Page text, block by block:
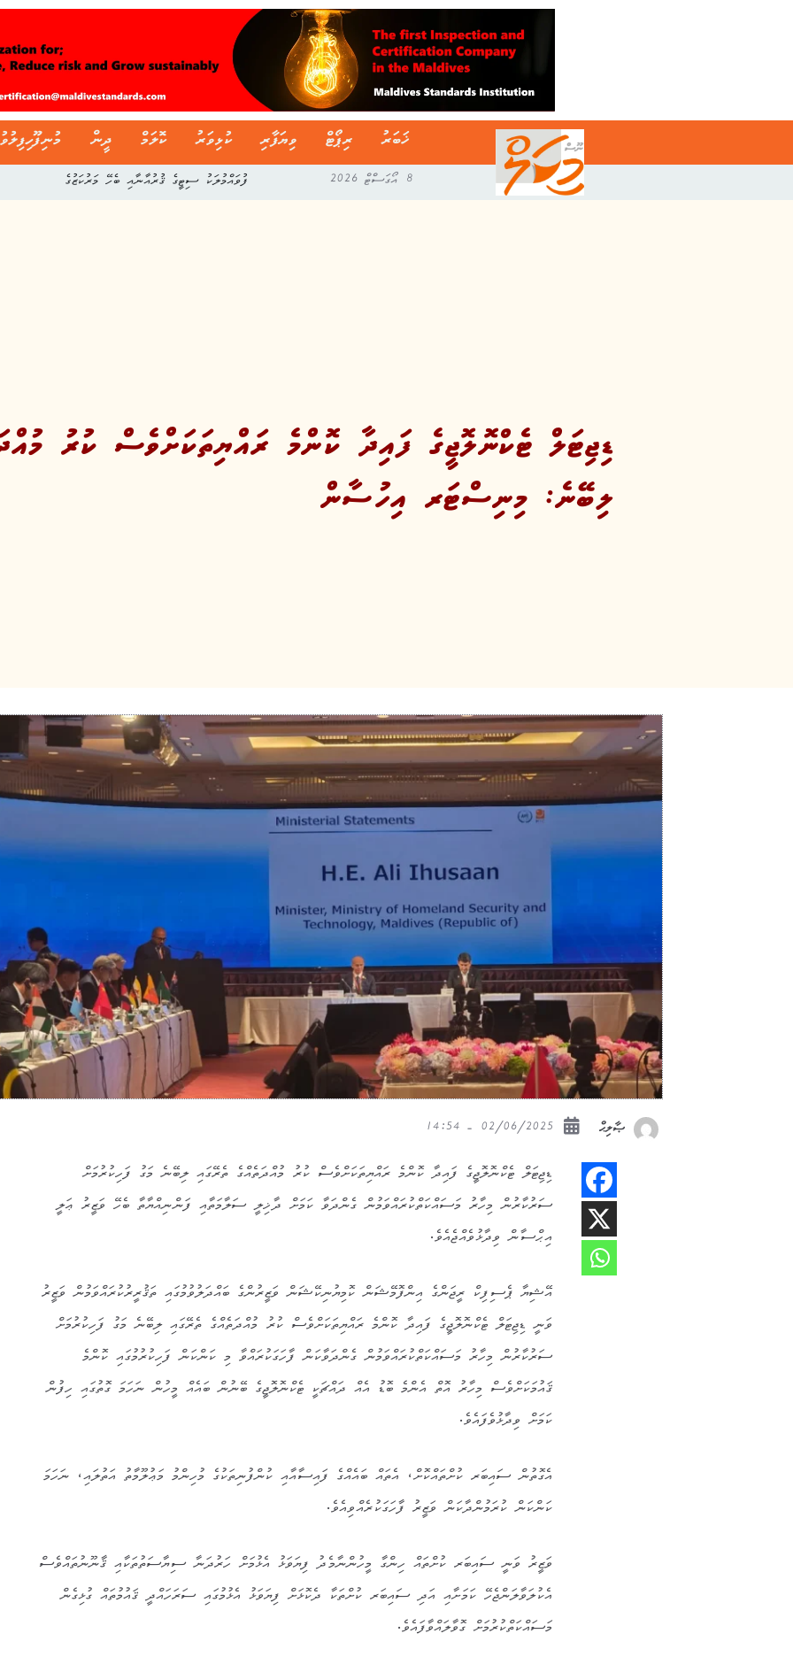
ޚަބަރު ރިޕޯޓް ވިޔަފާރި ކުޅިވަރު ކޮލަމް ދީން
8 އޯގަސްޓް 2026 ފުވައްމުލަކު ސިޓީގެ ޤުރުއާނާއި ބެހޭ މަރުކަޒުގެ
ޑިޖިޓަލް ޓެކްނޮލޮޖީގެ ފައިދާ ކޮންމެ ރައްޔިތަކަށްވެސް ކުރު
ލިބޭނެ: މިނިސްޓަރ އިހުސާން
ޞާލިޙް
ޑިޖިޓަލް ޓެކްނޮލޮޖީގެ ފައިދާ ކޮންމެ ރައްޔިތަކަށްވެސް ކުރު މުއްދަތެއްގެ ތެރޭގައި ލިބޭނެ މަގު ފަހިކުރުމަށް
ސަރުކާރުން މިހާރު މަސައްކަތްކުރައްވަމުން ގެންދަވާ ކަމަށް ދާޚިލީ ސަލާމަތާއި ފަންނިއްޔާތާ ބެހޭ ވަޒީރު ޢަލީ
އިޙްސާން ވިދާޅުވެއްޖެއެވެ.
އޭޝިޔާ ޕެސިފިކް ރީޖަންގެ އިންފޮމޭޝަން ކޮމިޔުނިކޭޝަން ވަޒީރުންގެ ބައްދަލުވުމުގައި ތަޤުރީރުކުރައްވަމުން ވަޒީރު
ވަނީ ޑިޖިޓަލް ޓެކްނޮލޮޖީގެ ފައިދާ ކޮންމެ ރައްޔިތަކަށްވެސް ކުރު މުއްދަތެއްގެ ތެރޭގައި ލިބޭނެ މަގު ފަހިކުރުމަށް
ސަރުކާރުން މިހާރު މަސައްކަތްކުރައްވަމުން ގެންދަވާކަން ފާހަގަކުރައްވާ މި ކަންކަން ފަހިކުރުމުގައި ކޮންމެ
ޤައުމަކަށްވެސް މިހާރު އޮތް އެންމެ ބޮޑު އެއް ދައްޗަކީ ޓެކްނޮލޮޖީގެ ބޭނުން ބައެއް މީހުން ނަހަމަ ގޮތުގައި ހިފުން
ކަމަށް ވިދާޅުވެފައެވެ.
އެގޮތުން ސައިބަރ ކުށްތައްކޮށް، އެތައް ބައެއްގެ ފައިސާއާއި ކުންފުނިތަކުގެ މުހިންމު މަޢުލޫމާތު އަތުލައި، ނަހަމަ
ކަންކަން ކުރަމުންދާކަން ވަޒީރު ފާހަގަކުރެއްވިއެވެ.
ވަޒީރު ވަނީ ސައިބަރ ކުށްތައް ހިންގާ މީހުންނާމެދު ފިޔަވަޅު އެޅުމަށް ހަރުދަނާ ސިޔާސަތުތަކާއި ޤާނޫނުތައްވެސް
އެކުލަވާލަންޖެހޭ ކަމަށާއި އަދި ސައިބަރ ކުށްތަކާ ދެކޮޅަށް ފިޔަވަޅު އެޅުމުގައި ސަރަހައްދީ ޤައުމުތައް ގުޅިގެން
މަސައްކަތްކުރުމަށް ގޮވާލައްވާފައެވެ.